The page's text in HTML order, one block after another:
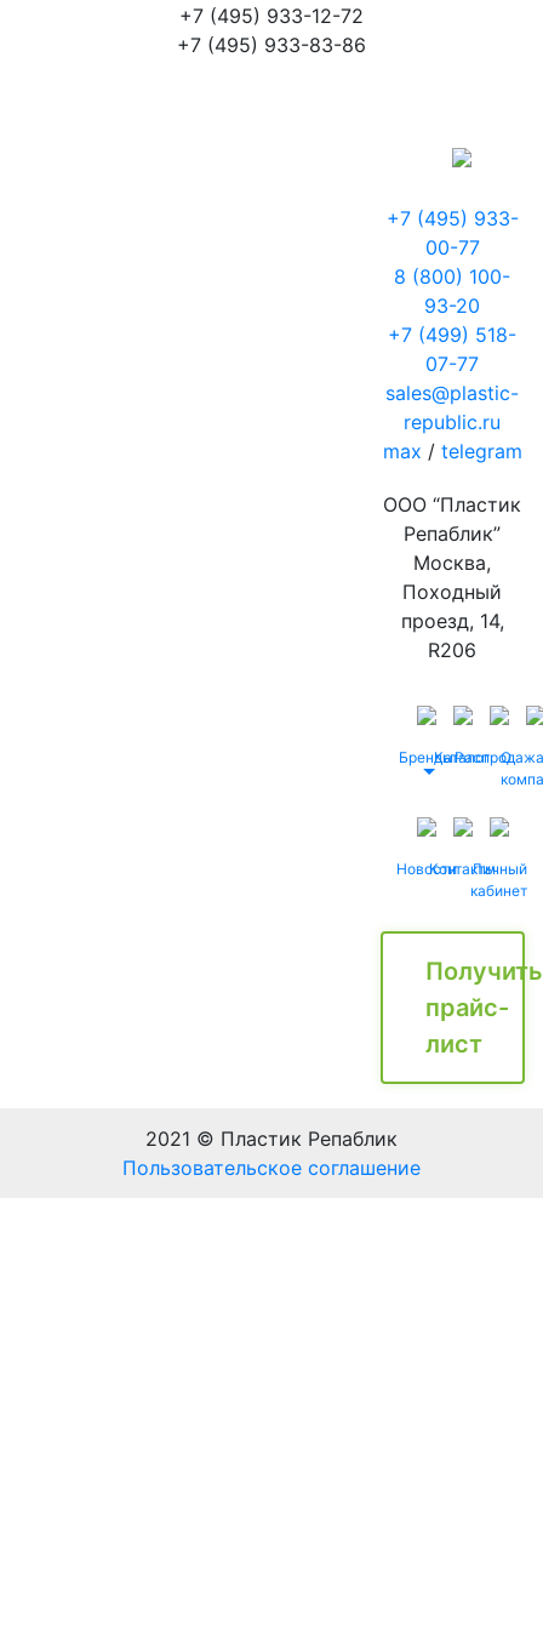
+7 (495) 933-12-72
+7 (495) 933-83-86
+7 (495) 933-
00-77
8 (800) 100-
93-20
+7 (499) 518-
07-77
sales@plastic-
republic.ru
max / telegram
ООО “Пластик
Репаблик”
Москва,
Походный
проезд, 14,
R206
БрендыКаталог
Распродажа
О
НовостиКонтактыЛичный
кабинет
Получить
прайс-
лист
2021 © Пластик Репаблик
Пользовательское соглашение